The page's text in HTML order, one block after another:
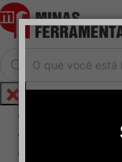
Cadastrar /
Central de